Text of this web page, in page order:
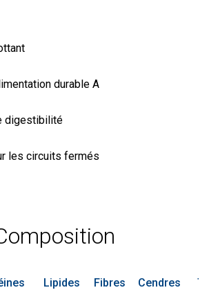
durable A
digestibilité
les circuits fermés
Lipides Fibres Cendres